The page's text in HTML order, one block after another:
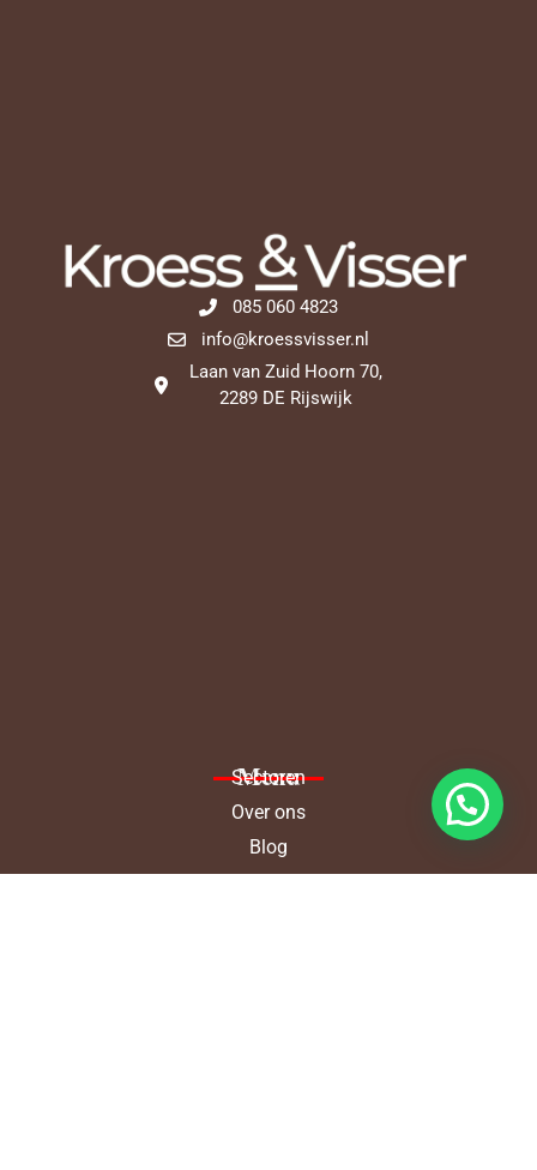
085 060 4823
info@kroessvisser.nl
Laan van Zuid Hoorn 70,
2289 DE Rijswijk
Menu
Sectoren
Over ons
Blog